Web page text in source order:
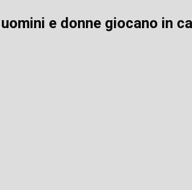
e donne giocano in